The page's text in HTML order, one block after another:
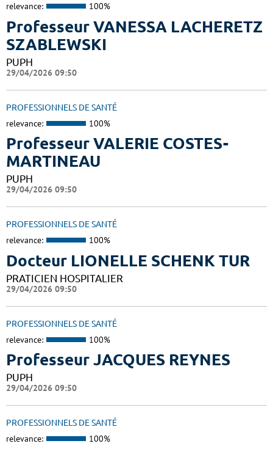
relevance: 100%
Professeur VANESSA LACHERETZ
SZABLEWSKI
PUPH
29/04/2026 09:50
PROFESSIONNELS DE SANTÉ
relevance: 100%
Professeur VALERIE COSTES-
MARTINEAU
PUPH
29/04/2026 09:50
PROFESSIONNELS DE SANTÉ
relevance: 100%
Docteur LIONELLE SCHENK TUR
PRATICIEN HOSPITALIER
29/04/2026 09:50
PROFESSIONNELS DE SANTÉ
relevance: 100%
Professeur JACQUES REYNES
PUPH
29/04/2026 09:50
PROFESSIONNELS DE SANTÉ
relevance: 100%